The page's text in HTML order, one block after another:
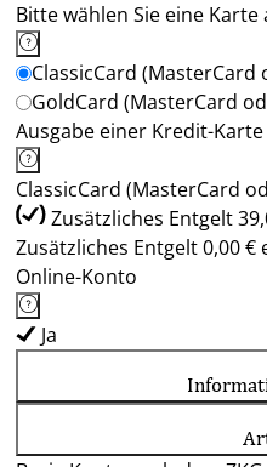
Bitte wählen Sie eine Karte
ClassicCard (MasterCard
GoldCard (MasterCard
Ausgabe einer Kredit-Karte
ClassicCard (MasterCard
Zusätzliches Entgelt
Zusätzliches Entgelt 0,00 €
Online-Konto
Ja